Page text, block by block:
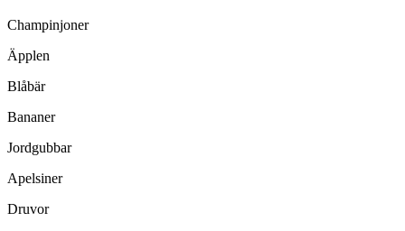
Champinjoner
Äpplen
Blåbär
Bananer
Jordgubbar
Apelsiner
Druvor